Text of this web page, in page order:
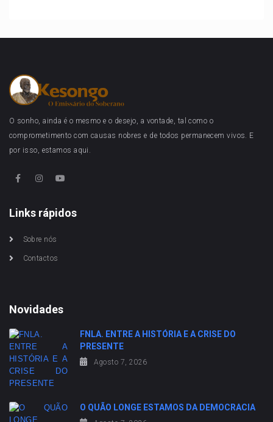
O sonho, ainda é o mesmo e o desejo, a vontade, tal como o
comprometimento com causas nobres e de todos permanecem vivos. E
por isso, estamos aqui.
Links rápidos
Sobre nós
Contactos
Novidades
FNLA. ENTRE A HISTÓRIA E A CRISE DO
PRESENTE
Agosto 7, 2026
O QUÃO LONGE ESTAMOS DA DEMOCRACIA